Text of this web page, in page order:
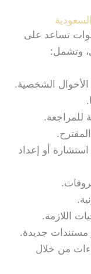
تساعد على
وتشمل:
الشخصية.
للمراجعة.
أو إعداد
اللازمة.
مستندات جديدة.
من خلال